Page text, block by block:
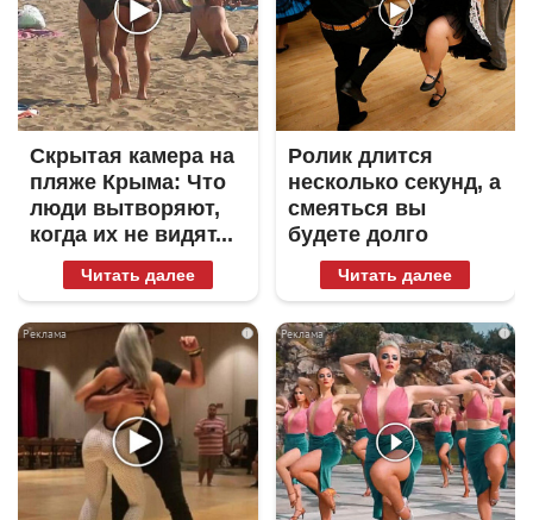
Скрытая камера на
пляже Крыма: Что
люди вытворяют,
когда их не видят...
Читать далее
Ролик длится
несколько секунд, а
смеяться вы
будете долго
Читать далее
i i